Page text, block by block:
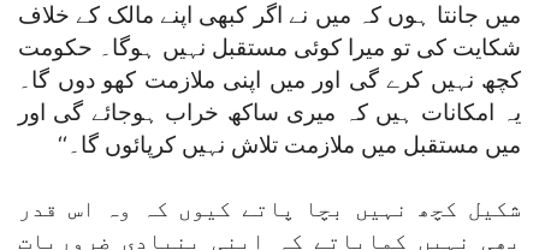
میں جانتا ہوں کہ میں نے اگر کبھی اپنے مالک کے خلاف
شکایت کی تو میرا کوئی مستقبل نہیں ہوگا۔ حکومت
کچھ نہیں کرے گی اور میں اپنی ملازمت کھو دوں گا۔
یہ امکانات ہیں کہ میری ساکھ خراب ہوجائے گی اور
میں مستقبل میں ملازمت تلاش نہیں کرپائوں گا۔‘‘
شکیل کچھ نہیں بچا پاتے کیوں کہ وہ اس قدر
بھی نہیں کماپاتے کہ اپنی بنیادی ضروریات